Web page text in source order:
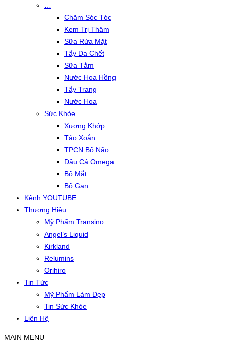
Chăm Sóc Tóc
Kem Trị Thâm
Sữa Rửa Mặt
Tẩy Da Chết
Sữa Tắm
Nước Hoa Hồng
Tẩy Trang
Nước Hoa
Sức Khỏe
Xương Khớp
Tảo Xoắn
TPCN Bổ Não
Dầu Cá Omega
Bổ Mắt
Bổ Gan
Kênh YOUTUBE
Thương Hiệu
Mỹ Phẩm Transino
Angel’s Liquid
Kirkland
Relumins
Orihiro
Tin Tức
Mỹ Phẩm Làm Đẹp
Tin Sức Khỏe
Liên Hệ
MAIN MENU